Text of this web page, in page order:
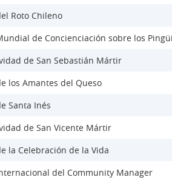
Roto Chileno
de Concienciación sobre los
de San Sebastián Mártir
los Amantes del Queso
Santa Inés
de San Vicente Mártir
la Celebración de la Vida
del Community Manager